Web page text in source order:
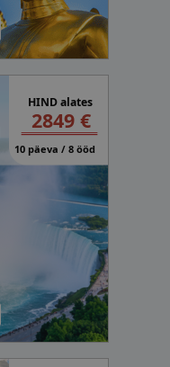
HIND alates
2849 €
10 päeva / 8 ööd